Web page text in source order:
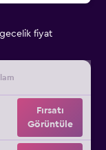
fiyat
Fırsatı
Görüntüle